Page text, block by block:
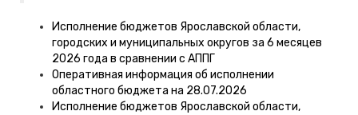
Исполнение бюджетов Ярославской области,
городских и муниципальных округов за 6 месяцев
2026 года в сравнении с АППГ
Оперативная информация об исполнении
областного бюджета на 28.07.2026
Исполнение бюджетов Ярославской области,